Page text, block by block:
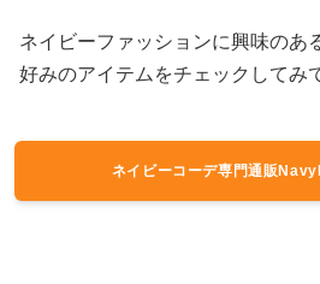
ネイビーファッションに興味のあ
好みのアイテムをチェックしてみ
ネイビーコーデ専門通販